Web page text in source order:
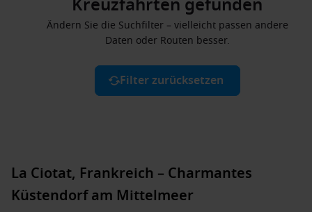
Ändern Sie die Suchfilter – vielleicht passen andere
Daten oder Routen besser.
Filter zurücksetzen
La Ciotat, Frankreich – Charmantes
Küstendorf am Mittelmeer